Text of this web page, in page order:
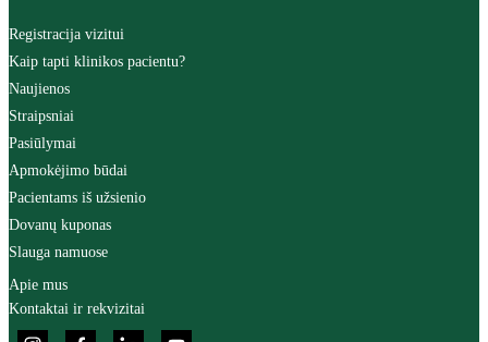
Registracija vizitui
Kaip tapti klinikos pacientu?
Naujienos
Straipsniai
Pasiūlymai
Apmokėjimo būdai
Pacientams iš užsienio
Dovanų kuponas
Slauga namuose
Apie mus
Kontaktai ir rekvizitai